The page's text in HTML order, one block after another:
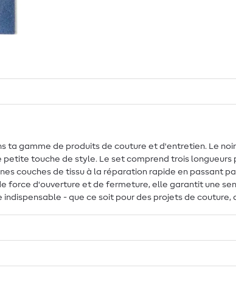
ta gamme de produits de couture et d'entretien. Le
touche de style. Le set comprend trois longueurs
couches de tissu à la réparation rapide en passant
force d'ouverture et de fermeture, elle garantit une
- que ce soit pour des projets de